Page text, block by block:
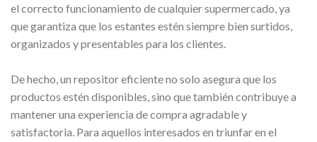
el correcto funcionamiento de cualquier supermercado, ya
que garantiza que los estantes estén siempre bien surtidos,
organizados y presentables para los clientes.
De hecho, un repositor eficiente no solo asegura que los
productos estén disponibles, sino que también contribuye a
mantener una experiencia de compra agradable y
satisfactoria. Para aquellos interesados en triunfar en el